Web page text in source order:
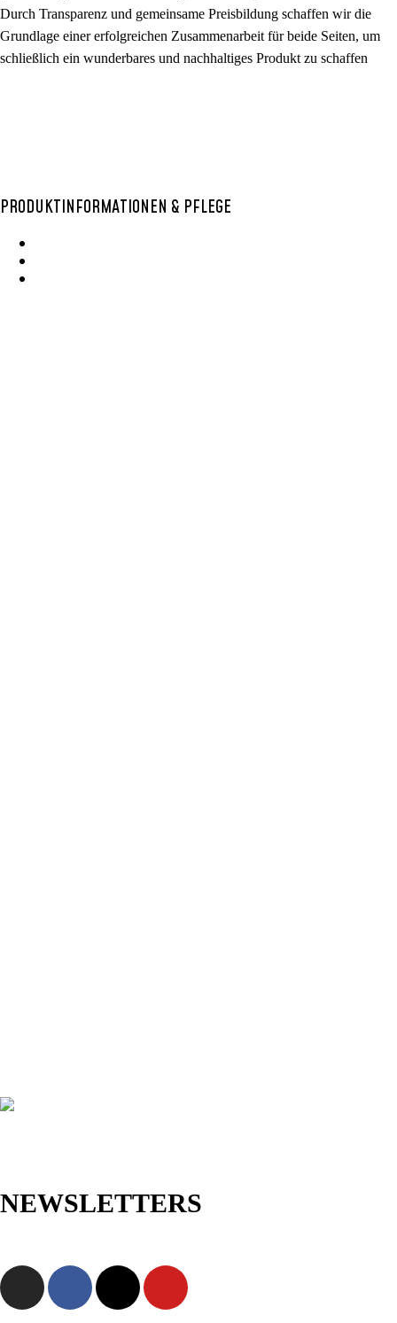
Durch Transparenz und gemeinsame Preisbildung schaffen wir die
Grundlage einer erfolgreichen Zusammenarbeit für beide Seiten, um
schließlich ein wunderbares und nachhaltiges Produkt zu schaffen
PRODUKTINFORMATIONEN & PFLEGE
NEWSLETTERS